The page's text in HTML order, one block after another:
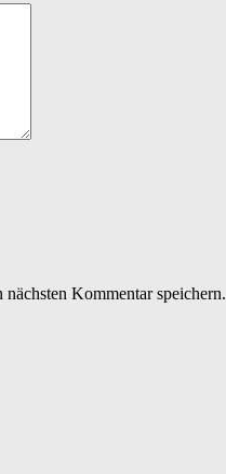
Kommentar speichern.